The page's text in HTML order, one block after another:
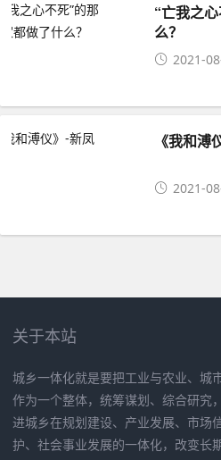
“亡我之
么？
2021-
《我和溥
2021-
关于本站
城乡一体化就是要把工业与农业、城
作为一个整体，统筹谋划、综合研究
进城乡在规划建设、产业发展、市场
护、社会事业发展的一体化，改变长